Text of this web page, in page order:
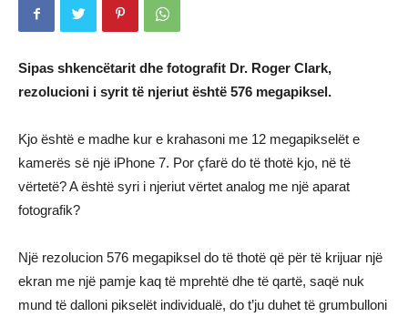
Sipas shkencëtarit dhe fotografit Dr. Roger Clark,
rezolucioni i syrit të njeriut është 576 megapiksel.
Kjo është e madhe kur e krahasoni me 12 megapikselët e
kamerës së një iPhone 7. Por çfarë do të thotë kjo, në të
vërtetë? A është syri i njeriut vërtet analog me një aparat
fotografik?
Një rezolucion 576 megapiksel do të thotë që për të krijuar një
ekran me një pamje kaq të mprehtë dhe të qartë, saqë nuk
mund të dalloni pikselët individualë, do t’ju duhet të grumbulloni